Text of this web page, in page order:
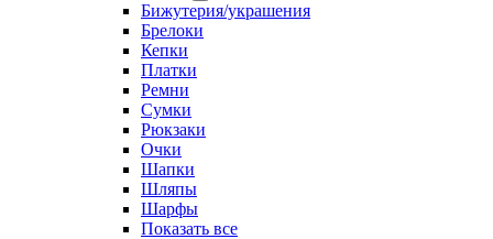
Бижутерия/украшения
Брелоки
Кепки
Платки
Ремни
Сумки
Рюкзаки
Очки
Шапки
Шляпы
Шарфы
Показать все